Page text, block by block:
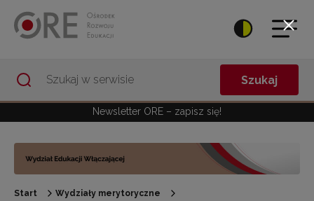
Szukaj
Newsletter ORE – zapisz się!
Start
Wydziały merytoryczne